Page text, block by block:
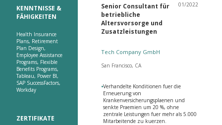
KENNTNISSE &
FÄHIGKEITEN
Health Insurance
Plans, Retirement
Plan Design,
Employee Assistance
Programs, Flexible
Benefits Programs,
Tableau, Power BI,
SAP SuccessFactors,
Workday
ZERTIFIKATE
Senior Consultant für
betriebliche
Altersvorsorge und
Zusatzleistungen
01/2022
Tech Company GmbH
San Francisco, CA
•Verhandelte Konditionen fuer die
Erneuerung von
Krankenversicherungsplaenen und
senkte Praemien um 20 %, ohne
zentrale Leistungen fuer mehr als 5.000
Mitarbeitende zu kuerzen.